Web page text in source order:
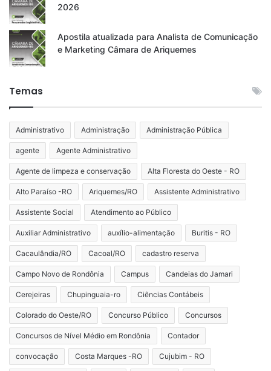
2026
Apostila atualizada para Analista de Comunicação
e Marketing Câmara de Ariquemes
Temas
Administrativo Administração Administração Pública
agente Agente Administrativo
Agente de limpeza e conservação Alta Floresta do Oeste - RO
Alto Paraíso -RO Ariquemes/RO Assistente Administrativo
Assistente Social Atendimento ao Público
Auxiliar Administrativo auxílio-alimentação Buritis - RO
Cacaulândia/RO Cacoal/RO cadastro reserva
Campo Novo de Rondônia Campus Candeias do Jamari
Cerejeiras Chupinguaia-ro Ciências Contábeis
Colorado do Oeste/RO Concurso Público Concursos
Concursos de Nível Médio em Rondônia Contador
convocação Costa Marques -RO Cujubim - RO